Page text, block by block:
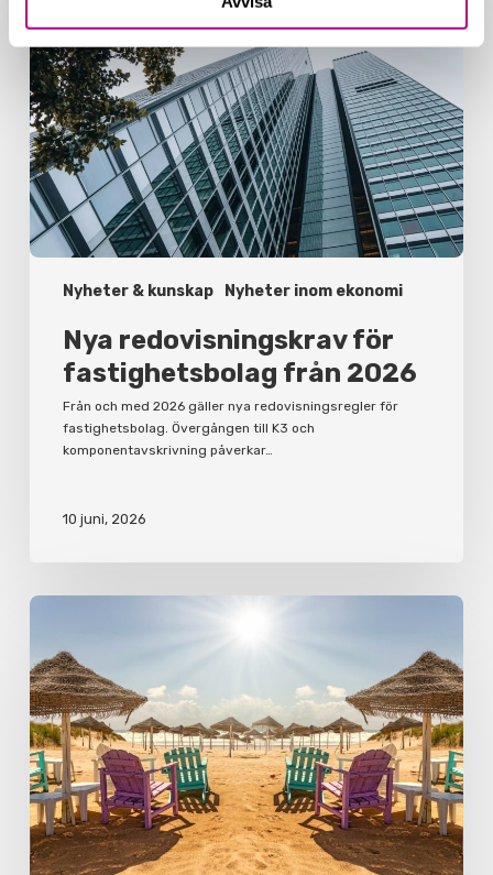
Nyheter & kunskap Nyheter inom ekonomi
Nya
redovisningskrav
för
fastighetsbolag
från
2026
Nya redovisningskrav för
fastighetsbolag från 2026
Från och med 2026 gäller nya redovisningsregler för
fastighetsbolag. Övergången till K3 och
komponentavskrivning påverkar…
10 juni, 2026
Korta
arbetsgivare
och
anställda